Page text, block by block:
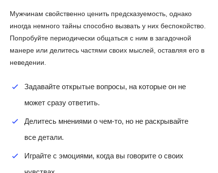
Мужчинам свойственно ценить предсказуемость, однако
иногда немного тайны способно вызвать у них беспокойство.
Попробуйте периодически общаться с ним в загадочной
манере или делитесь частями своих мыслей, оставляя его в
неведении.
Задавайте открытые вопросы, на которые он не
может сразу ответить.
Делитесь мнениями о чем-то, но не раскрывайте
все детали.
Играйте с эмоциями, когда вы говорите о своих